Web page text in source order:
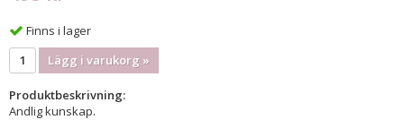
Finns i lager
Lägg i varukorg »
Produktbeskrivning:
Andlig kunskap.